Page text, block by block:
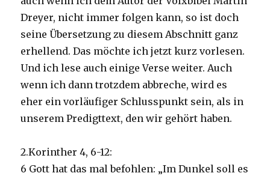
Dreyer, nicht immer folgen kann, so ist doch
seine Übersetzung zu diesem Abschnitt ganz
erhellend. Das möchte ich jetzt kurz vorlesen.
Und ich lese auch einige Verse weiter. Auch
wenn ich dann trotzdem abbreche, wird es
eher ein vorläufiger Schlusspunkt sein, als in
unserem Predigttext, den wir gehört haben.
2.Korinther 4, 6-12:
6 Gott hat das mal befohlen: „Im Dunkel soll es